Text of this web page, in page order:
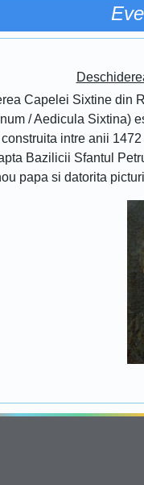
Capelei Sixtine
/ Aedicula Sixtina)
intre anii
Bazilicii Sfantul
papa si datorita